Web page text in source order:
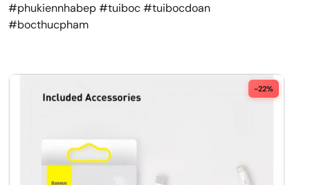
#phukiennhabep #tuiboc #tuibocdoan
#bocthucpham
-22%